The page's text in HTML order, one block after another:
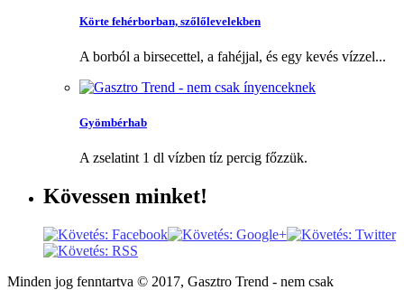
Körte fehérborban, szőlőlevelekben
A borból a birsecettel, a fahéjjal, és egy kevés vízzel...
Gyömbérhab
A zselatint 1 dl vízben tíz percig főzzük.
Kövessen minket!
Minden jog fenntartva © 2017, Gasztro Trend - nem csak